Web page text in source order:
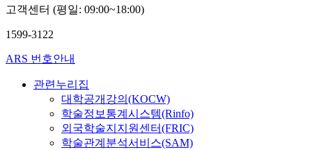
고객센터 (평일: 09:00~18:00)
1599-3122
ARS 번호안내
관련누리집
대학공개강의(KOCW)
학술정보통계시스템(Rinfo)
외국학술지지원센터(FRIC)
학술관계분석서비스(SAM)